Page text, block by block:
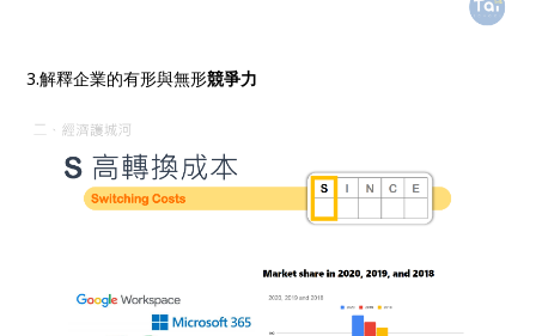
3.解釋企業的有形與無形競爭力